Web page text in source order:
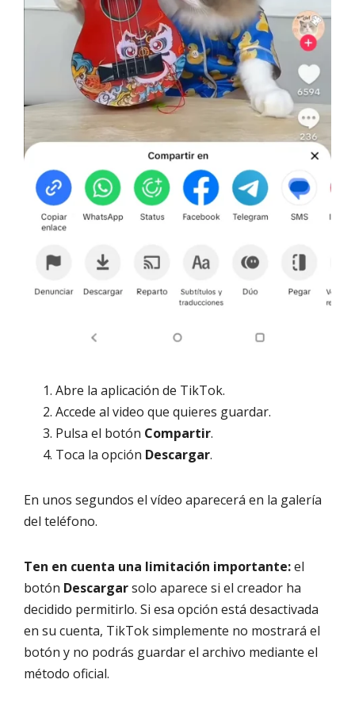
Abre la aplicación de TikTok.
Accede al video que quieres guardar.
Pulsa el botón Compartir.
Toca la opción Descargar.
En unos segundos el vídeo aparecerá en la galería
del teléfono.
Ten en cuenta una limitación importante:el
botón Descargarsolo aparece si el creador ha
decidido permitirlo. Si esa opción está desactivada
en su cuenta, TikTok simplemente no mostrará el
botón y no podrás guardar el archivo mediante el
método oficial.